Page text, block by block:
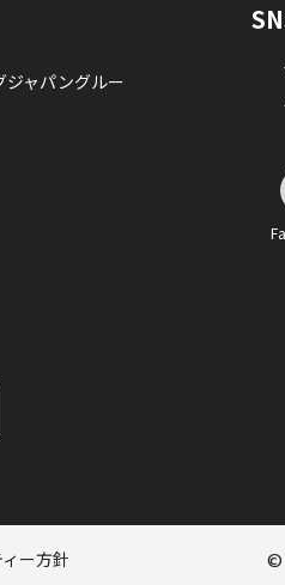
ジャパングルー
ー方針 ©